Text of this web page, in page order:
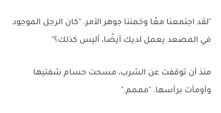
"لقد اجتمعنا معًا وخمننا جوهر الأمر. "كان الرجل الموجود
في المصعد يعمل لديك أيضًا، أليس كذلك؟"
منذ أن توقفت عن الشرب، مسحت حسام شفتيها
وأومأت برأسها. "مممم."